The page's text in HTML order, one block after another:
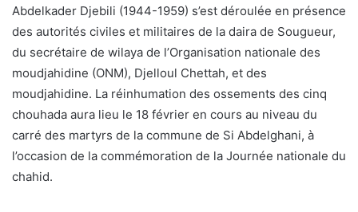
Abdelkader Djebili (1944-1959) s’est déroulée en présence
des autorités civiles et militaires de la daira de Sougueur,
du secrétaire de wilaya de l’Organisation nationale des
moudjahidine (ONM), Djelloul Chettah, et des
moudjahidine. La réinhumation des ossements des cinq
chouhada aura lieu le 18 février en cours au niveau du
carré des martyrs de la commune de Si Abdelghani, à
l’occasion de la commémoration de la Journée nationale du
chahid.